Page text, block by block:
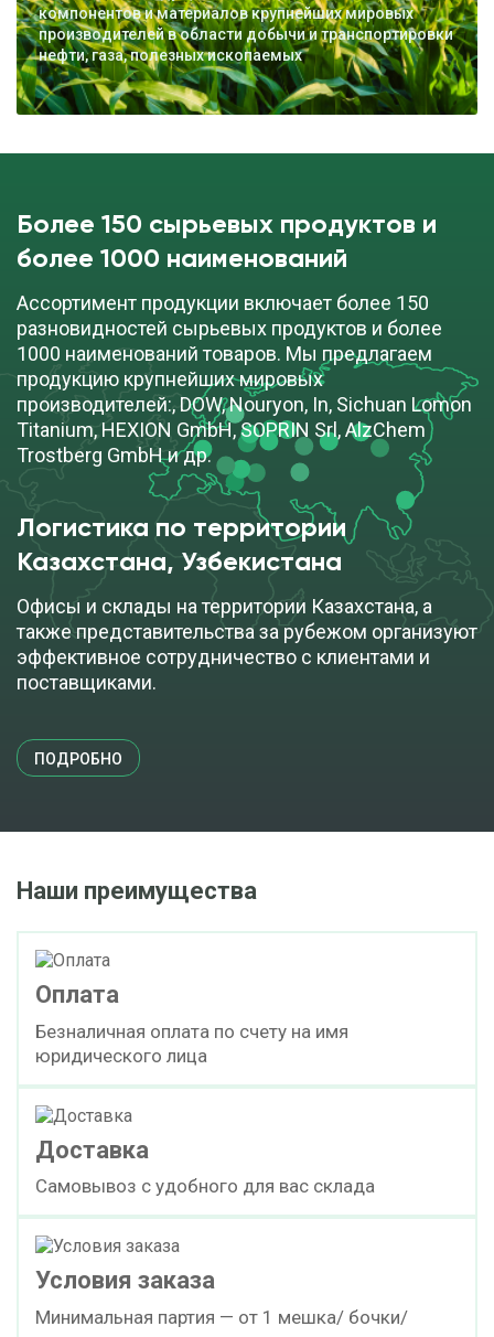
Перхлорэтилен
бочка (330 кг) cкачать TDS
Полиизобутилен янтарный ангидрид PIBSA
бочка (170 кг) cкачать TDS
ПОД ЗАКАЗ
компонентов и материалов крупнейших мировых
производителей в области добычи и транспортировки
нефти, газа, полезных ископаемых
Более 150 сырьевых продуктов и
более 1000 наименований
Ассортимент продукции включает более 150
разновидностей сырьевых продуктов и более
1000 наименований товаров. Мы предлагаем
продукцию крупнейших мировых
производителей:, DOW, Nouryon, In, Sichuan Lomon
Titanium, HEXION GmbH, SOPRIN Srl, AlzChem
Trostberg GmbH и др.
Логистика по территории
Казахстана, Узбекистана
Офисы и склады на территории Казахстана, а
также представительства за рубежом организуют
эффективное сотрудничество с клиентами и
поставщиками.
ПОДРОБНО
Наши преимущества
Оплата
Безналичная оплата по счету на имя
юридического лица
Доставка
Самовывоз с удобного для вас склада
Условия заказа
Минимальная партия — от 1 мешка/ бочки/